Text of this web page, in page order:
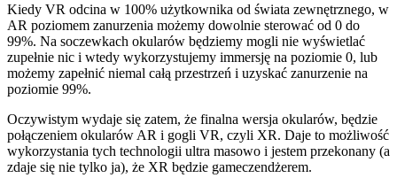
Kiedy VR odcina w 100% użytkownika od świata zewnętrznego, w
AR poziomem zanurzenia możemy dowolnie sterować od 0 do
99%. Na soczewkach okularów będziemy mogli nie wyświetlać
zupełnie nic i wtedy wykorzystujemy immersję na poziomie 0, lub
możemy zapełnić niemal całą przestrzeń i uzyskać zanurzenie na
poziomie 99%.
Oczywistym wydaje się zatem, że finalna wersja okularów, będzie
połączeniem okularów AR i gogli VR, czyli XR. Daje to możliwość
wykorzystania tych technologii ultra masowo i jestem przekonany (a
zdaje się nie tylko ja), że XR będzie gameczendżerem.